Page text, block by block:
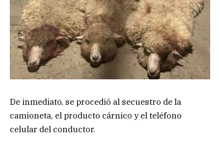
De inmediato, se procedió al secuestro de la
camioneta, el producto cárnico y el teléfono
celular del conductor.